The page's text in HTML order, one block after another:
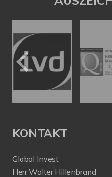
KONTAKT
Global Invest
Herr Walter Hillenbrand